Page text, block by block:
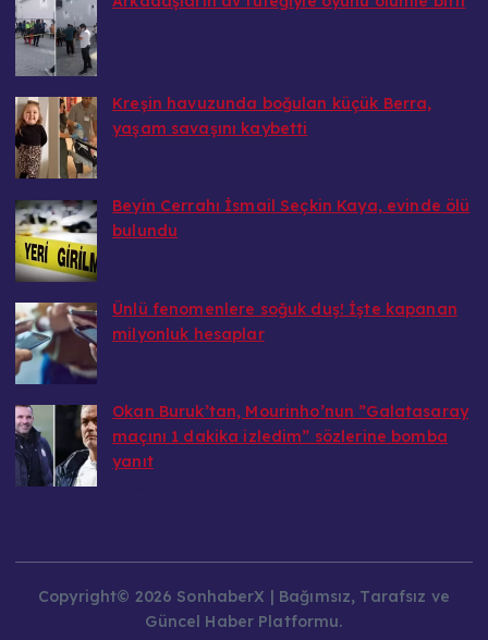
Kreşin havuzunda boğulan küçük Berra,
yaşam savaşını kaybetti
Beyin Cerrahı İsmail Seçkin Kaya, evinde ölü
bulundu
Ünlü fenomenlere soğuk duş! İşte kapanan
milyonluk hesaplar
Okan Buruk’tan, Mourinho’nun ”Galatasaray
maçını 1 dakika izledim” sözlerine bomba
yanıt
Copyright© 2026 SonhaberX | Bağımsız, Tarafsız ve
Güncel Haber Platformu.